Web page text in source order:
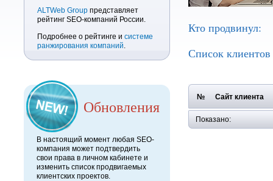
ALTWeb Group представляет
рейтинг SEO-компаний России.
Подробнее о рейтинге и системе
ранжирования компаний.
Обновления
В настоящий момент любая SEO-
компания может подтвердить
свои права в личном кабинете и
изменить список продвигаемых
клиентских проектов.
Кто продвинул:
Список
№ Сайт клиента
Показано: